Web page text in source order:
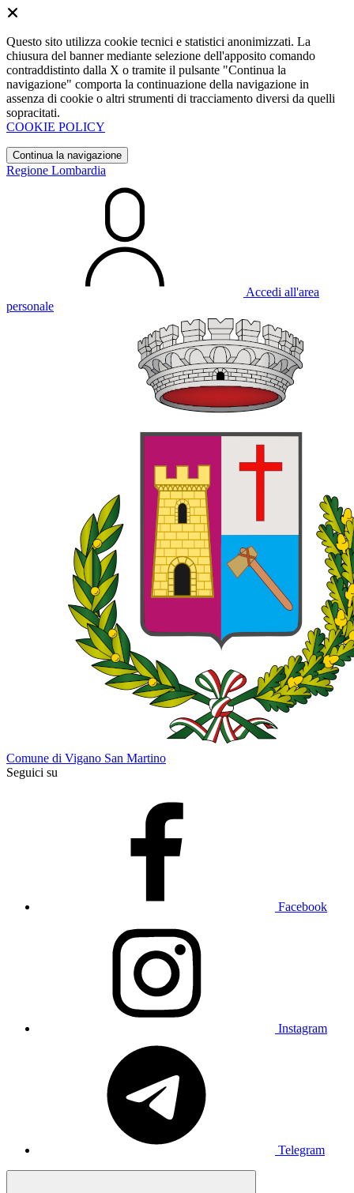
Questo sito utilizza cookie tecnici e statistici anonimizzati. La
chiusura del banner mediante selezione dell'apposito comando
contraddistinto dalla X o tramite il pulsante "Continua la
navigazione" comporta la continuazione della navigazione in
assenza di cookie o altri strumenti di tracciamento diversi da quelli
sopracitati.
COOKIE POLICY
Continua la navigazione
Regione Lombardia
Accedi all'area
personale
Comune di Vigano San Martino
Seguici su
Facebook
Instagram
Telegram